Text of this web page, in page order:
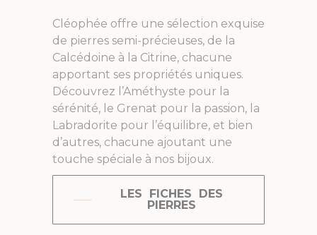
Cléophée offre une sélection exquise
de pierres semi-précieuses, de la
Calcédoine à la Citrine, chacune
apportant ses propriétés uniques.
Découvrez l’Améthyste pour la
sérénité, le Grenat pour la passion, la
Labradorite pour l’équilibre, et bien
d’autres, chacune ajoutant une
touche spéciale à nos bijoux.
LES FICHES DES
PIERRES